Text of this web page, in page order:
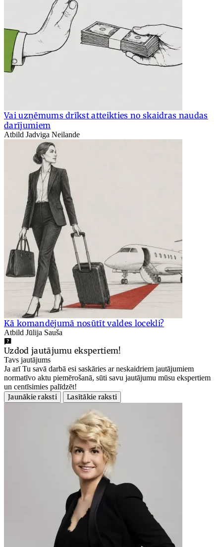
Vai uzņēmums drīkst atteikties no skaidras naudas
darījumiem
Atbild Jadviga Neilande
Kā komandējumā nosūtīt valdes locekli?
Atbild Jūlija Sauša
Uzdod jautājumu ekspertiem!
Tavs jautājums
Ja arī Tu savā darbā esi saskāries ar neskaidriem jautājumiem
normatīvo aktu piemērošanā, sūti savu jautājumu mūsu ekspertiem
un centīsimies palīdzēt!
Jaunākie raksti
Lasītākie raksti